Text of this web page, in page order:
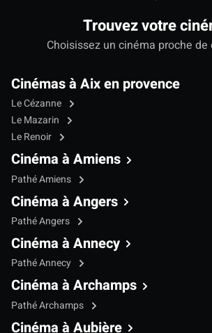
Trouvez votre
Choisissez un cinéma proche de
Cinémas à Aix en provence
Le Cézanne
Le Mazarin
Le Renoir
Cinéma à Amiens
Pathé Amiens
Cinéma à Angers
Pathé Angers
Cinéma à Annecy
Pathé Annecy
Cinéma à Archamps
Pathé Archamps
Cinéma à Aubière